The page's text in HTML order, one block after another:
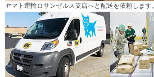
ヤマト運輸ロサンゼルス支店へと配送を依頼します。